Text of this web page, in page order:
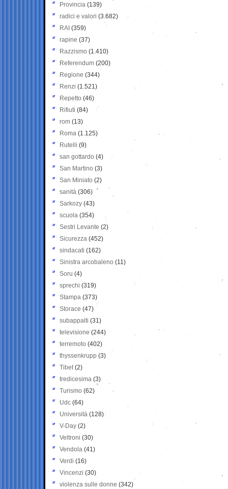
Provincia (139)
radici e valori (3.682)
RAI (359)
rapine (37)
Razzismo (1.410)
Referendum (200)
Regione (344)
Renzi (1.521)
Repetto (46)
Rifiuti (84)
rom (13)
Roma (1.125)
Rutelli (9)
san gottardo (4)
San Martino (3)
San Miniato (2)
sanità (306)
Sarkozy (43)
scuola (354)
Sestri Levante (2)
Sicurezza (452)
sindacati (162)
Sinistra arcobaleno (11)
Soru (4)
sprechi (319)
Stampa (373)
Storace (47)
subappalti (31)
televisione(244)
terremoto (402)
thyssenkrupp (3)
Tibet(2)
tredicesima (3)
Turismo (62)
Udc (64)
Università (128)
V-Day (2)
Veltroni (30)
Vendola (41)
Verdi (16)
Vincenzi (30)
violenza sulle donne (342)